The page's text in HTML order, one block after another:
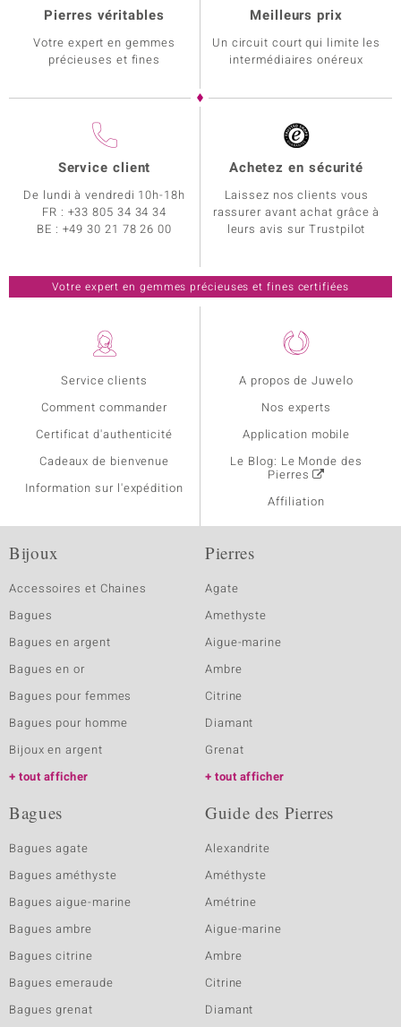
Service clients
Comment commander
Certificat d'authenticité
Cadeaux de bienvenue
Information sur l'expédition
A propos de Juwelo
Nos experts
Application mobile
Le Blog: Le Monde des
Pierres
Affiliation
Pierres véritables
Votre expert en gemmes
précieuses et fines
Meilleurs prix
Un circuit court qui limite les
intermédiaires onéreux
Service client
De lundi à vendredi 10h-18h
FR : +33 805 34 34 34
BE : +49 30 21 78 26 00
Achetez en sécurité
Laissez nos clients vous
rassurer avant achat grâce à
leurs avis sur Trustpilot
Votre expert en gemmes précieuses et fines certifiées
Bijoux
Accessoires et Chaines
Bagues
Bagues en argent
Bagues en or
Bagues pour femmes
Bagues pour homme
Bijoux en argent
tout afficher
Pierres
Agate
Amethyste
Aigue-marine
Ambre
Citrine
Diamant
Grenat
tout afficher
Bagues
Bagues agate
Bagues améthyste
Bagues aigue-marine
Bagues ambre
Bagues citrine
Bagues emeraude
Bagues grenat
Guide des Pierres
Alexandrite
Améthyste
Amétrine
Aigue-marine
Ambre
Citrine
Diamant